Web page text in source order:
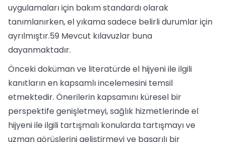
uygulamaları için bakım standardı olarak
tanımlanırken, el yıkama sadece belirli durumlar için
ayrılmıştır.59 Mevcut kılavuzlar buna
dayanmaktadır.
Önceki doküman ve literatürde el hijyeni ile ilgili
kanıtların en kapsamlı incelemesini temsil
etmektedir. Önerilerin kapsamını küresel bir
perspektife genişletmeyi, sağlık hizmetlerinde el
hijyeni ile ilgili tartışmalı konularda tartışmayı ve
uzman görüşlerini geliştirmeyi ve başarılı bir